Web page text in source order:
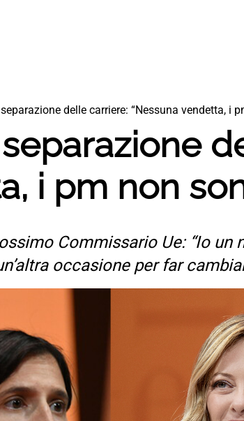
delle carriere: “Nessuna vendetta, i
i pm non
Commissario Ue: “Io un
occasione per far